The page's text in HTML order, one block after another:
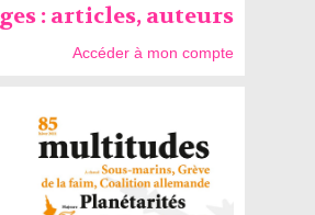
: articles, auteurs
Accéder à mon compte